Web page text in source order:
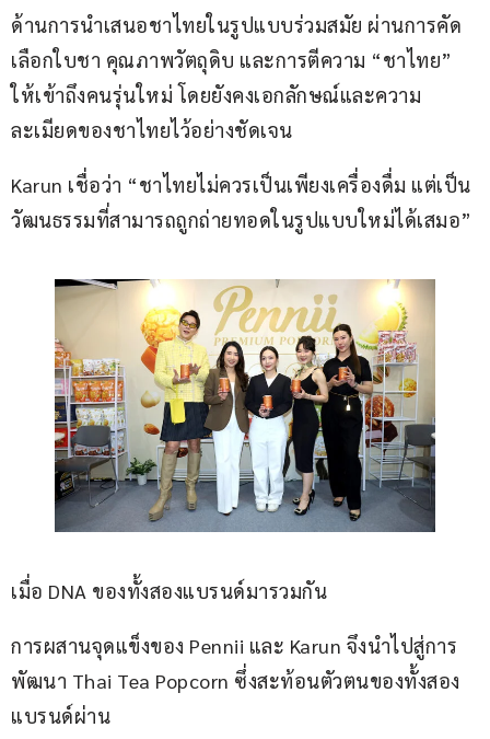
ด้านการนำเสนอชาไทยในรูปแบบร่วมสมัย ผ่านการคัด
เลือกใบชา คุณภาพวัตถุดิบ และการตีความ “ชาไทย”
ให้เข้าถึงคนรุ่นใหม่ โดยยังคงเอกลักษณ์และความ
ละเมียดของชาไทยไว้อย่างชัดเจน
Karun เชื่อว่า “ชาไทยไม่ควรเป็นเพียงเครื่องดื่ม แต่เป็น
วัฒนธรรมที่สามารถถูกถ่ายทอดในรูปแบบใหม่ได้เสมอ”
เมื่อ DNA ของทั้งสองแบรนด์มารวมกัน
การผสานจุดแข็งของ Pennii และ Karun จึงนำไปสู่การ
พัฒนา Thai Tea Popcorn ซึ่งสะท้อนตัวตนของทั้งสอง
แบรนด์ผ่าน